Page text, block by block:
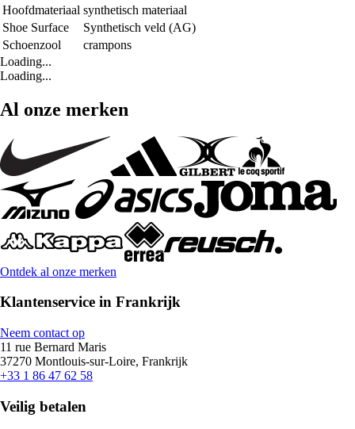
Hoofdmateriaal synthetisch materiaal
Shoe Surface
Synthetisch veld (AG)
Schoenzool
crampons
Loading...
Loading...
Al onze merken
Ontdek al onze merken
Klantenservice in Frankrijk
Neem contact op
11 rue Bernard Maris
37270 Montlouis-sur-Loire, Frankrijk
+33 1 86 47 62 58
Veilig betalen